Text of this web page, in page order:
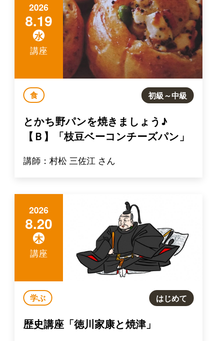
2026
8.19
水
講座
食 初級～中級
とかち野パンを焼きましょう♪
【Ｂ】「枝豆ベーコンチーズパン」
講師：村松 三佐江 さん
2026
8.20
木
講座
学ぶ はじめて
歴史講座「徳川家康と焼津」